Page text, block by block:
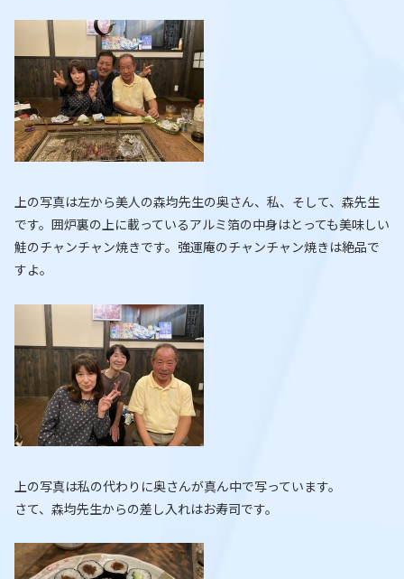
上の写真は左から美人の森均先生の奥さん、私、そして、森先生
です。囲炉裏の上に載っているアルミ箔の中身はとっても美味しい
鮭のチャンチャン焼きです。強運庵のチャンチャン焼きは絶品で
すよ。
上の写真は私の代わりに奥さんが真ん中で写っています。
さて、森均先生からの差し入れはお寿司です。